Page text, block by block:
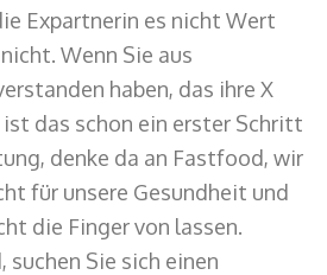
Expartnerin es nicht Wert
Wenn Sie aus
haben, das ihre X
das schon ein erster Schritt
denke da an Fastfood, wir
für unsere Gesundheit und
die Finger von lassen.
suchen Sie sich einen